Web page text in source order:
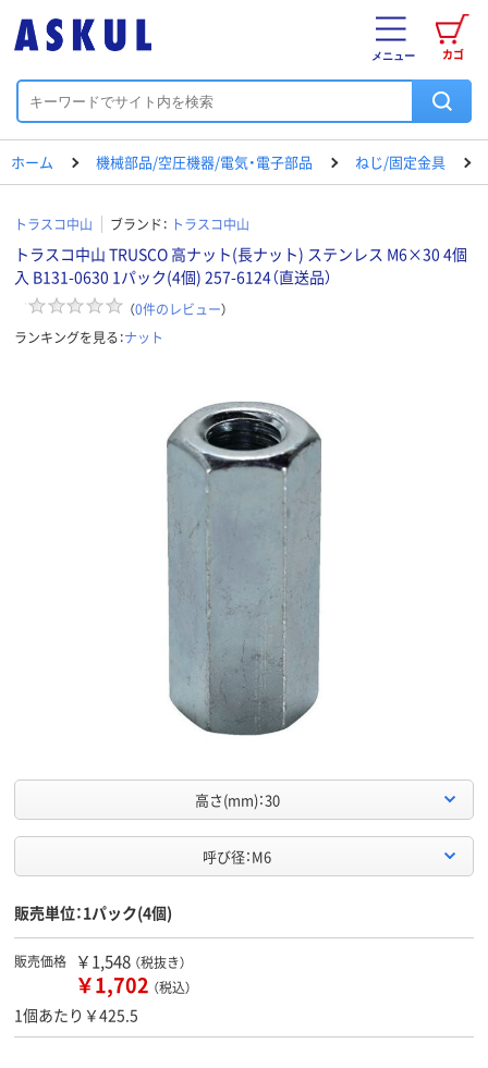
カゴ
メニュー
ホーム 機械部品/空圧機器/電気・電子部品 ねじ/固定金具
トラスコ中山 ブランド： トラスコ中山
トラスコ中山 TRUSCO 高ナット(長ナット) ステンレス M6×30 4個
入 B131-0630 1パック(4個) 257-6124（直送品）
（0件のレビュー）
ランキングを見る：ナット
高さ(mm)：30
呼び径：M6
販売単位：1パック(4個)
販売価格 ￥1,548 （税抜き）
￥1,702 （税込）
1個あたり￥425.5